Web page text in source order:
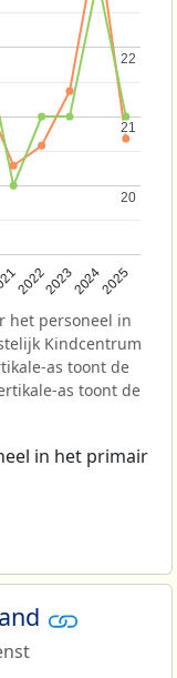
2022202320242025
20
20
21
21
22
22
het personeel in
Kindcentrum
as toont de
as toont de
in het primair